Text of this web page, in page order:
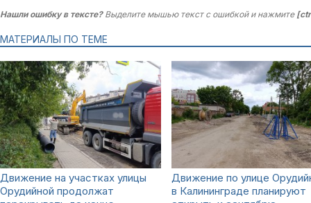
Нашли ошибку в тексте?Выделите мышью текст с ошибкой и нажмите
МАТЕРИАЛЫ ПО ТЕМЕ
Движение на участках улицы
Орудийной продолжат
Движение по улице
в Калининграде планируют